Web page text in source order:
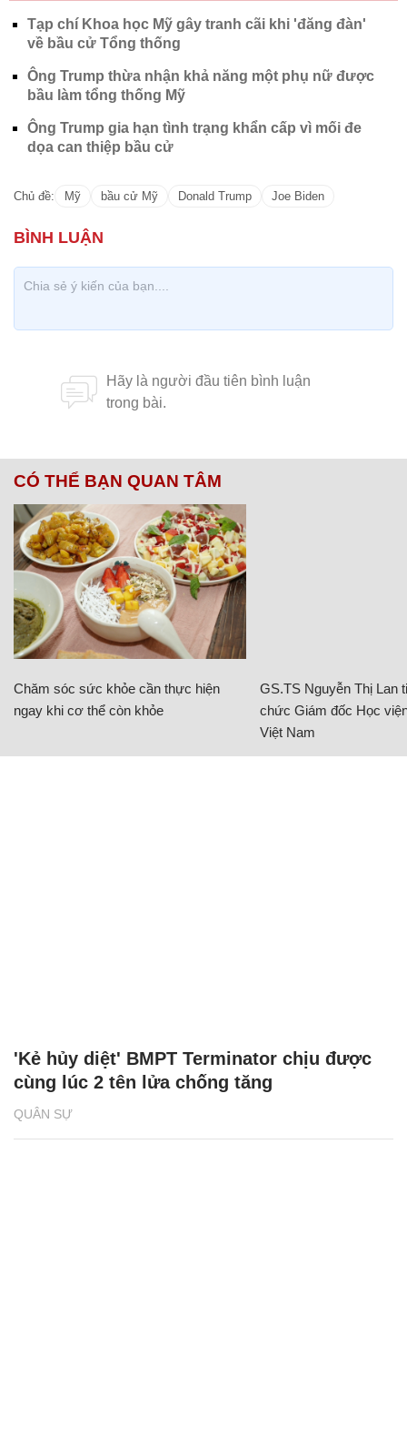
Tạp chí Khoa học Mỹ gây tranh cãi khi 'đăng đàn'
về bầu cử Tổng thống
Ông Trump thừa nhận khả năng một phụ nữ được
bầu làm tổng thống Mỹ
Ông Trump gia hạn tình trạng khẩn cấp vì mối đe
dọa can thiệp bầu cử
Chủ đề: Mỹ bầu cử Mỹ Donald Trump Joe Biden
CÓ THỂ BẠN QUAN TÂM
Chăm sóc sức khỏe cần thực hiện
ngay khi cơ thể còn khỏe
GS.TS Nguyễn Thị Lan
chức Giám đốc Học
Việt Nam
QUÂN SỰ
'Kẻ hủy diệt' BMPT Terminator chịu được
cùng lúc 2 tên lửa chống tăng